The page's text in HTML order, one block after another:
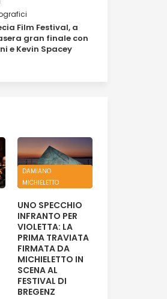
Film Festival, a
gran finale con
e Kevin Spacey
DAMIANO
MICHIELETTO
UNO SPECCHIO
INFRANTO PER
VIOLETTA: LA
PRIMA TRAVIATA
FIRMATA DA
MICHIELETTO IN
SCENA AL
FESTIVAL DI
BREGENZ